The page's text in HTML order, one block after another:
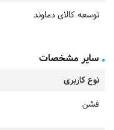
توسعه کالای دماوند
سایر مشخصات
نوع کاربری
فشن